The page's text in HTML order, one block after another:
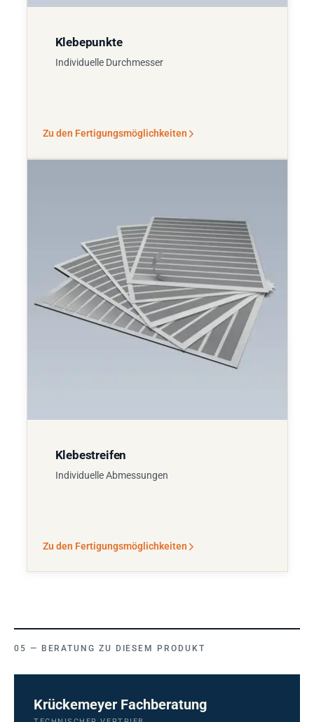
Klebepunkte
Individuelle Durchmesser
Zu den Fertigungsmöglichkeiten
Klebestreifen
Individuelle Abmessungen
Zu den Fertigungsmöglichkeiten
BERATUNG ZU DIESEM PRODUKT
Krückemeyer Fachberatung